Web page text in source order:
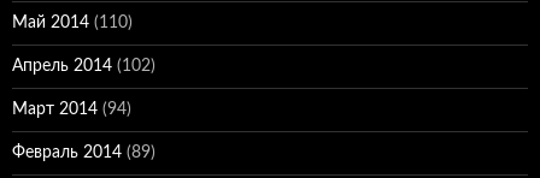
Май 2014 (110)
Апрель 2014 (102)
Март 2014 (94)
Февраль 2014 (89)